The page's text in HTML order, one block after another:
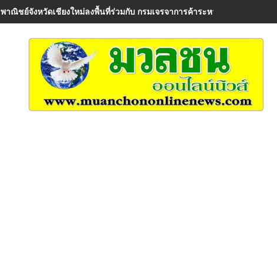
พาณิชย์จังหวัดเชียงใหม่ลงพื้นที่ร่วมกับ กรมเจรจาการค้าระหว่างประเทศ เพื่อ